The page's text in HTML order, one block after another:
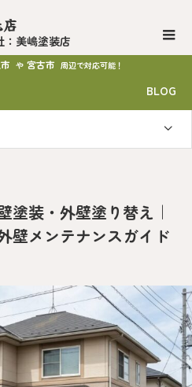
：美嶋塗装店
や 宮古市 周辺で対応可能！
BLOG
塗装・外壁塗り替え｜
壁メンテナンスガイド